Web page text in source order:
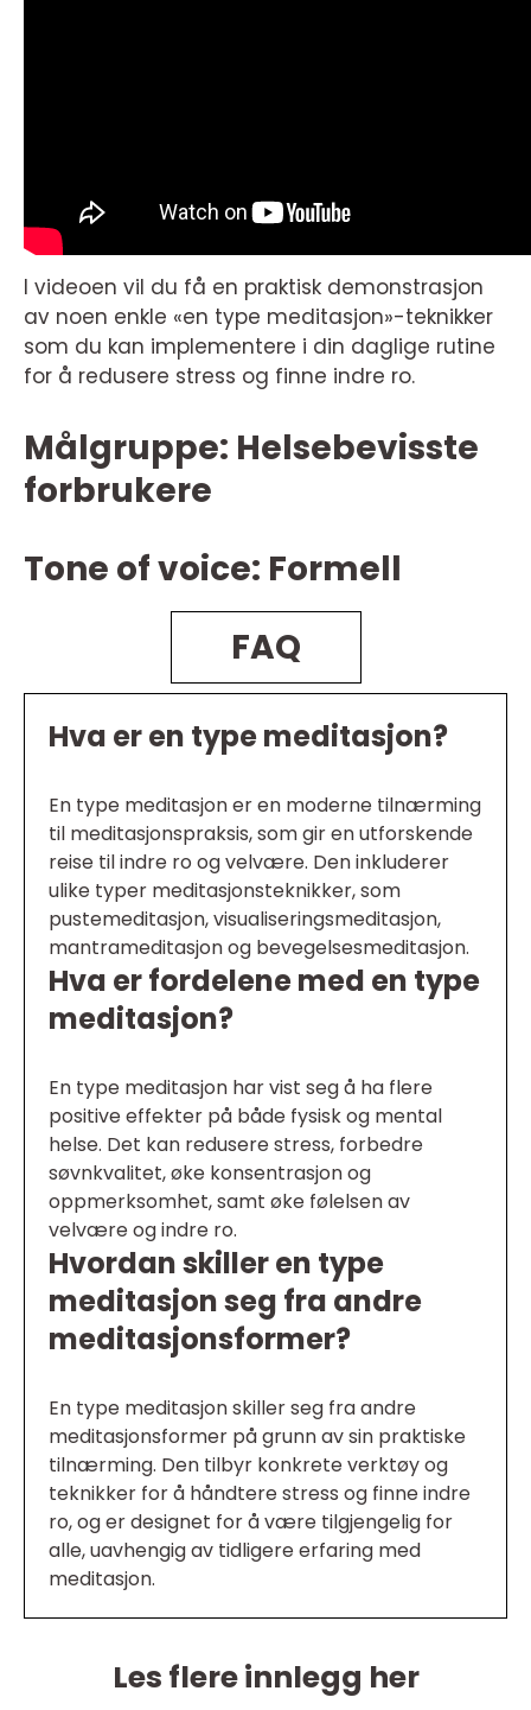
I videoen vil du få en praktisk demonstrasjon
av noen enkle «en type meditasjon»-teknikker
som du kan implementere i din daglige rutine
for å redusere stress og finne indre ro.
Målgruppe: Helsebevisste
forbrukere
Tone of voice: Formell
FAQ
Hva er en type meditasjon?
En type meditasjon er en moderne tilnærming
til meditasjonspraksis, som gir en utforskende
reise til indre ro og velvære. Den inkluderer
ulike typer meditasjonsteknikker, som
pustemeditasjon, visualiseringsmeditasjon,
mantrameditasjon og bevegelsesmeditasjon.
Hva er fordelene med en type
meditasjon?
En type meditasjon har vist seg å ha flere
positive effekter på både fysisk og mental
helse. Det kan redusere stress, forbedre
søvnkvalitet, øke konsentrasjon og
oppmerksomhet, samt øke følelsen av
velvære og indre ro.
Hvordan skiller en type
meditasjon seg fra andre
meditasjonsformer?
En type meditasjon skiller seg fra andre
meditasjonsformer på grunn av sin praktiske
tilnærming. Den tilbyr konkrete verktøy og
teknikker for å håndtere stress og finne indre
ro, og er designet for å være tilgjengelig for
alle, uavhengig av tidligere erfaring med
meditasjon.
Les flere innlegg her